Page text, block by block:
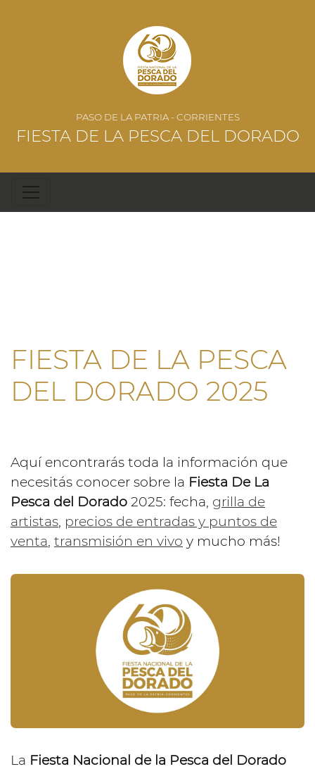
PASO DE LA PATRIA - CORRIENTES
FIESTA DE LA PESCA DEL DORADO
FIESTA DE LA PESCA
DEL DORADO 2025
Aquí encontrarás toda la información que
necesitás conocer sobre la Fiesta De La
Pesca del Dorado 2025: fecha, grilla de
artistas, precios de entradas y puntos de
venta, transmisión en vivo y mucho más!
La Fiesta Nacional de la Pesca del Dorado